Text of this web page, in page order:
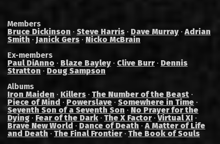
Members
Bruce Dickinson · Steve Harris · Dave Murray ·Adrian
Smith · Janick Gers · Nicko McBrain
Ex-members
Paul DiAnno · Blaze Bayley · Clive Burr · Dennis
Stratton · Doug Sampson
Albums
Iron Maiden · Killers · The Number of the Beast ·
Piece of Mind · Powerslave · Somewhere in Time ·
Seventh Son of a Seventh Son · No Prayer for the
Dying · Fear of the Dark · The X Factor ·Virtual XI ·
Brave New World · Dance of Death ·A Matter of Life
and Death · The Final Frontier · The Book of Souls